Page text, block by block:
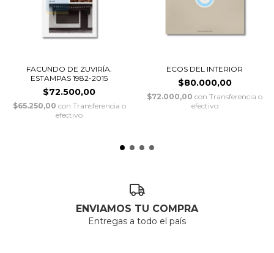
FACUNDO DE ZUVIRÍA.
ESTAMPAS 1982-2015
$72.500,00
$65.250,00 con Transferencia o
efectivo
ECOS DEL INTERIOR
$80.000,00
$72.000,00con Transferencia o
efectivo
ENVIAMOS TU COMPRA
Entregas a todo el país